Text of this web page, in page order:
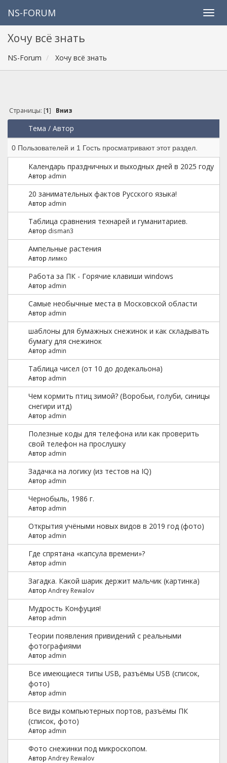
NS-FORUM
Хочу всё знать
NS-Forum Хочу всё знать
Страницы: [1] Вниз
Тема / Автор
0 Пользователей и 1 Гость просматривают этот раздел.
Календарь праздничных и выходных дней в 2025 году
Автор admin
20 занимательных фактов Русского языка!
Автор admin
Таблица сравнения технарей и гуманитариев.
Автор disman3
Ампельные растения
Автор лимко
Работа за ПК - Горячие клавиши windows
Автор admin
Самые необычные места в Московской области
Автор admin
шаблоны для бумажных снежинок и как складывать
бумагу для снежинок
Автор admin
Таблица чисел (от 10 до додекальона)
Автор admin
Чем кормить птиц зимой? (Воробьи, голуби, синицы
снегири итд)
Автор admin
Полезные коды для телефона или как проверить
свой телефон на прослушку
Автор admin
Задачка на логику (из тестов на IQ)
Автор admin
Чернобыль, 1986 г.
Автор admin
Открытия учёными новых видов в 2019 год (фото)
Автор admin
Где спрятана «капсула времени»?
Автор admin
Загадка. Какой шарик держит мальчик (картинка)
Автор Andrey Rewalov
Мудрость Конфуция!
Автор admin
Теории появления привидений с реальными
фотографиями
Автор admin
Все имеющиеся типы USB, разъёмы USB (список,
фото)
Автор admin
Все виды компьютерных портов, разъёмы ПК
(список, фото)
Автор admin
Фото снежинки под микроскопом.
Автор Andrey Rewalov